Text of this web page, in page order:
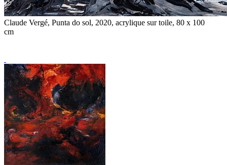
Claude Vergé, Punta do sol, 2020, acrylique sur toile, 80 x 100
cm